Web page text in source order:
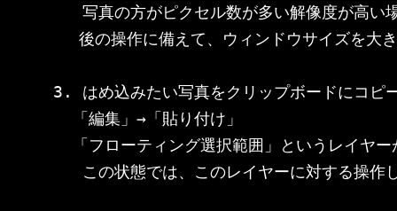
写真の方がピクセル数が多い解像度が高い
後の操作に備えて、ウィンドウサイズを大
3. はめ込みたい写真をクリップボードにコピ
  「編集」→「貼り付け」
「フローティング選択範囲」というレイヤ
この状態では、このレイヤーに対する操作